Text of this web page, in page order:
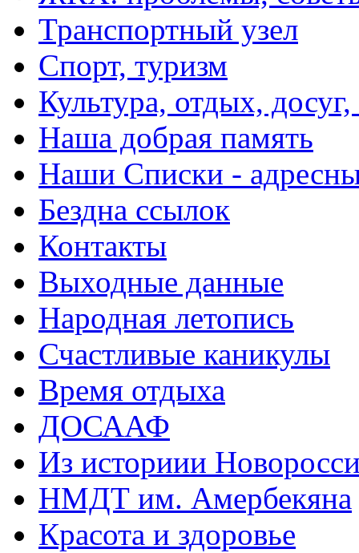
Транспортный узел
Спорт, туризм
Культура, отдых,
Наша добрая память
Наши Списки -
Бездна ссылок
Контакты
Выходные данные
Народная летопись
Счастливые каникулы
Время отдыха
ДОСААФ
Из историии
НМДТ им. Амербекяна
Красота и здоровье